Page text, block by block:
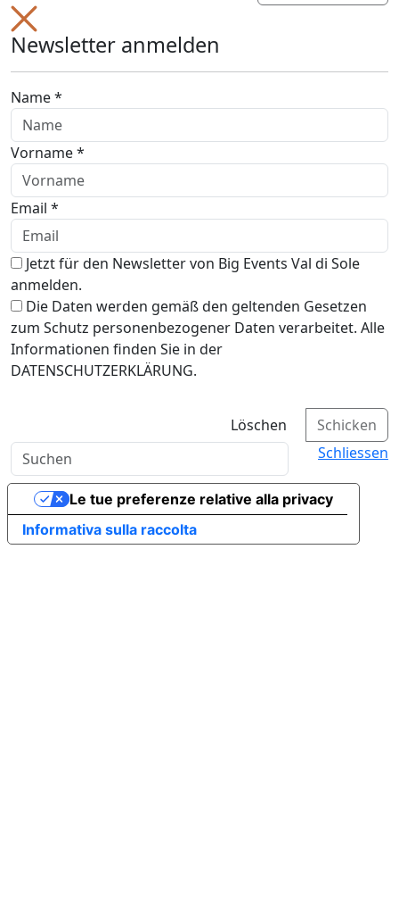
Newsletter anmelden
Name *
Vorname *
Email *
Jetzt für den Newsletter von Big Events Val di Sole
anmelden.
Die Daten werden gemäß den geltenden Gesetzen
zum Schutz personenbezogener Daten verarbeitet. Alle
Informationen finden Sie in der
DATENSCHUTZERKLÄRUNG.
Löschen
Schicken
Schliessen
Informativa sulla raccolta
Le tue preferenze relative alla privacy